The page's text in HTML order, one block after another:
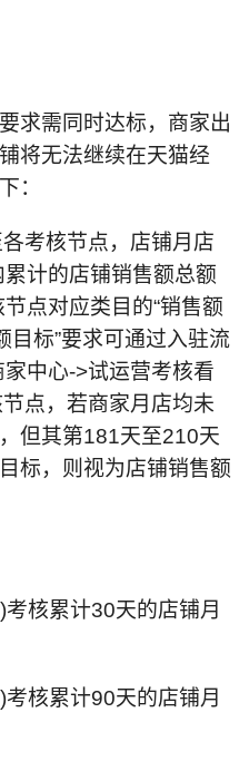
求需同时达标，商家出
将无法继续在天猫经
：
考核节点，店铺月店
计的店铺销售额总额
点对应类目的“销售额
目标”要求可通过入驻流
中心->试运营考核看
点，若商家月店均未
但其第181天至210天
标，则视为店铺销售额
核累计30天的店铺月
核累计90天的店铺月